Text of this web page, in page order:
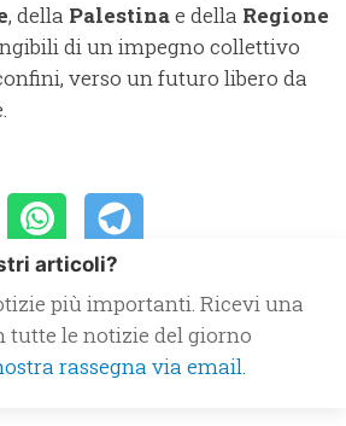
, della Palestinae della Regione
di un impegno collettivo
verso un futuro libero da
articoli?
più importanti. Ricevi una
tutte le notizie del giorno
rassegna via email.